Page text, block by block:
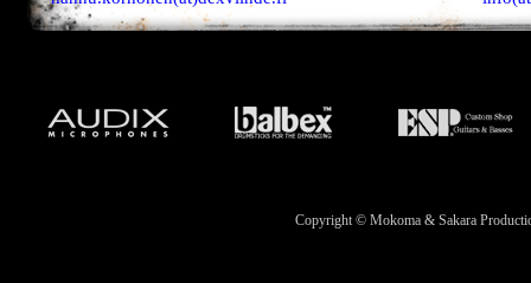
Copyright © Mokoma & Sakara